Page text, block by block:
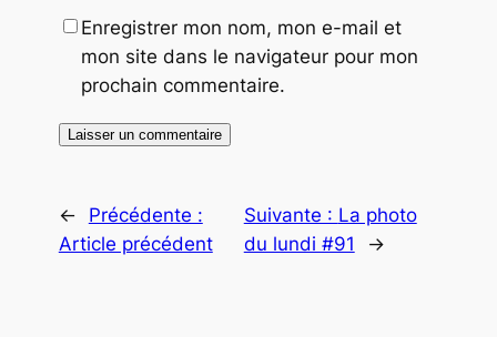
Enregistrer mon nom, mon e-mail et
mon site dans le navigateur pour mon
prochain commentaire.
←
Précédente :
Article précédent
Suivante : La photo
du lundi #91
→